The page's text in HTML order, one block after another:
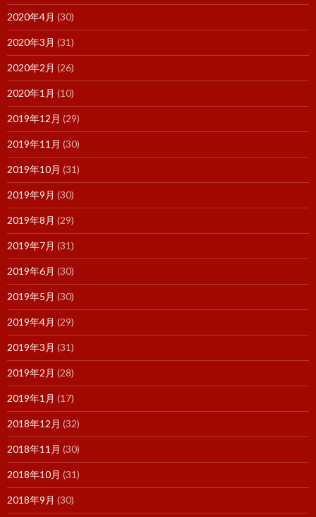
2020年4月 (30)
2020年3月 (31)
2020年2月 (26)
2020年1月 (10)
2019年12月 (29)
2019年11月 (30)
2019年10月 (31)
2019年9月 (30)
2019年8月 (29)
2019年7月 (31)
2019年6月 (30)
2019年5月 (30)
2019年4月 (29)
2019年3月 (31)
2019年2月 (28)
2019年1月 (17)
2018年12月 (32)
2018年11月 (30)
2018年10月 (31)
2018年9月 (30)